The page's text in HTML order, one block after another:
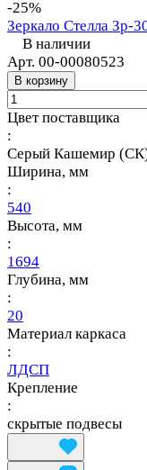
-25%
Зеркало Стелла
В наличии
Арт. 00-00080523
В корзину
Цвет поставщика
:
Серый Кашемир
Ширина, мм
:
540
Высота, мм
:
1694
Глубина, мм
:
20
Материал каркаса
:
ЛДСП
Крепление
:
скрытые подвесы